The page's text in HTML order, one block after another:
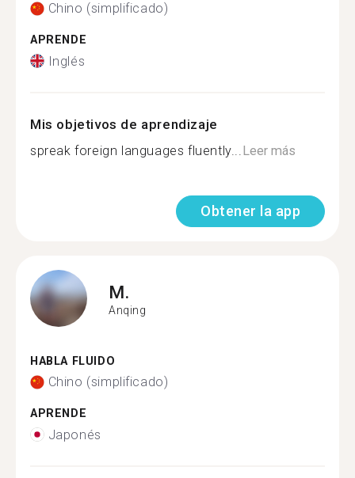
Chino (simplificado)
APRENDE
Inglés
Mis objetivos de aprendizaje
spreak foreign languages fluently... Leer más
Obtener la app
M.
Anqing
HABLA FLUIDO
Chino (simplificado)
APRENDE
Japonés